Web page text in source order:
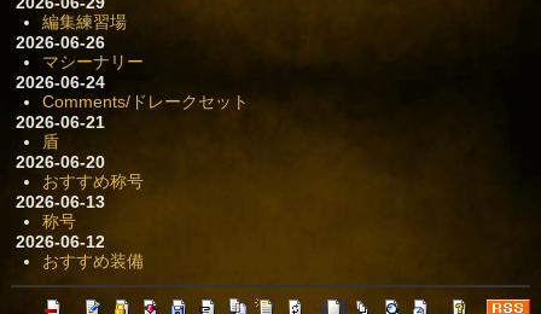
編集練習場
2026-06-26
マシーナリー
2026-06-24
Comments/ドレークセット
2026-06-21
盾
2026-06-20
おすすめ称号
2026-06-13
称号
2026-06-12
おすすめ装備